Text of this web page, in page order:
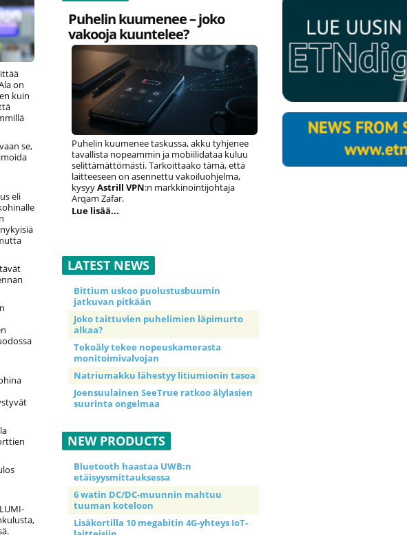
on
kuin
se,
eli
Puhelin kuumenee – joko
vakooja kuuntelee?
Puhelin kuumenee taskussa, akku tyhjenee
tavallista nopeammin ja mobiilidataa kuluu
selittämättömästi. Tarkoittaako tämä, että
laitteeseen on asennettu vakoiluohjelma,
kysyyAstrill VPN:n markkinointijohtaja
Arqam Zafar.
Lue lisää...
LATEST NEWS
Bittium uskoo puolustusbuumin
jatkuvan pitkään
Joko taittuvien puhelimien läpimurto
alkaa?
Tekoäly tekee nopeuskamerasta
monitoimivalvojan
Natriumakku lähestyy litiumionin tasoa
Joensuulainen SeeTrue ratkoo älylasien
suurinta ongelmaa
NEW PRODUCTS
Bluetooth haastaa UWB:n
etäisyysmittauksessa
6 watin DC/DC-muunnin mahtuu
tuuman koteloon
Lisäkortilla 10 megabitin 4G-yhteys IoT-